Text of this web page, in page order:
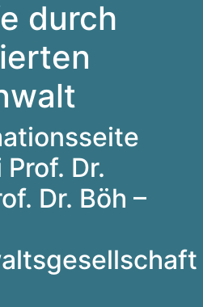
durch
Dr.
Dr. Böh –